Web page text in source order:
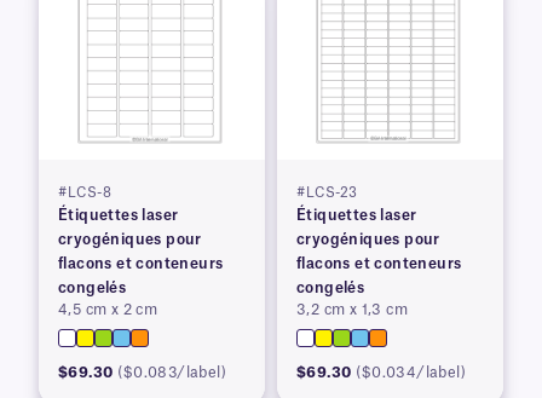
#LCS-8
Étiquettes laser
cryogéniques pour
flacons et conteneurs
congelés
4,5 cm x 2 cm
$69.30 ($0.083/label)
#LCS-23
Étiquettes laser
cryogéniques pour
flacons et conteneurs
congelés
3,2 cm x 1,3 cm
$69.30 ($0.034/label)